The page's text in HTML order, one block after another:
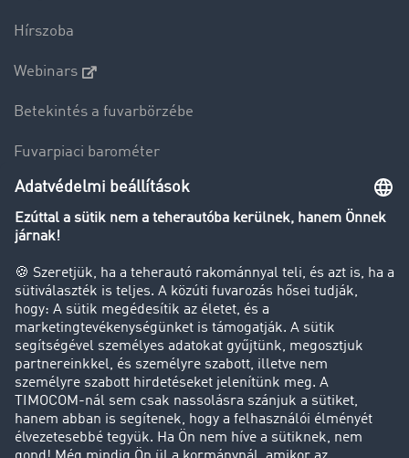
Hírszoba
Webinars
Betekintés a fuvarbörzébe
Fuvarpiaci barométer
Transzportlexikon
Tehergépkocsi-forgalomkorlátozás
Cég
Sikertörténetek
Ügyfél hoz ügyfelet
Jogi információk